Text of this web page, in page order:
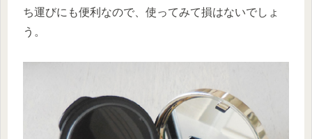
ち運びにも便利なので、使ってみて損はないでしょ
う。